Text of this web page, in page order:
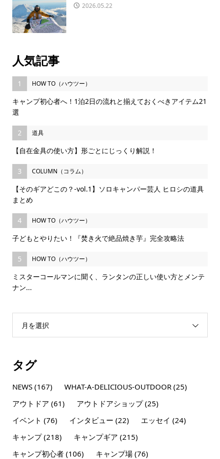
2026.05.22
人気記事
1 HOW TO（ハウツー）
キャンプ初心者へ！1泊2日の流れと揃えておくべきアイテム21
選
2 道具
【自在金具の使い方】形ごとにじっくり解説！
3 COLUMN（コラム）
【そのギアどこの？-vol.1】ソロキャンパー芸人 ヒロシの道具
まとめ
4 HOW TO（ハウツー）
子どもとやりたい！『焚き火で絶品焼き芋』完全攻略法
5 HOW TO（ハウツー）
ミスターコールマンに聞く、ランタンの正しい使い方とメンテ
ナン...
月を選択
タグ
NEWS(167) WHAT-A-DELICIOUS-OUTDOOR(25)
アウトドア (61) アウトドアショップ(25)
イベント (76) インタビュー (22) エッセイ (24)
キャンプ(218) キャンプギア (215)
キャンプ初心者(106) キャンプ場(76)